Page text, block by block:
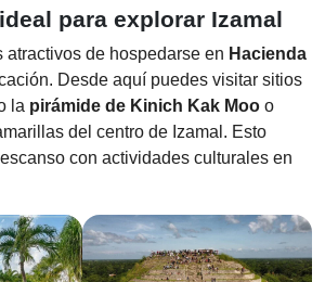
para explorar Izamal
atractivos de hospedarse en Hacienda
Desde aquí puedes visitar sitios
la pirámide de Kinich Kak Moo o
del centro de Izamal. Esto
con actividades culturales en